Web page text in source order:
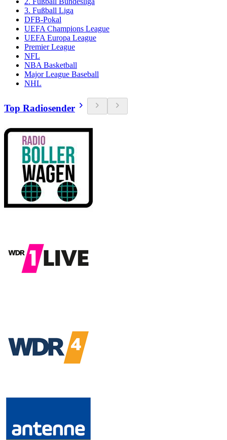
3. Fußball Liga
DFB-Pokal
UEFA Champions League
UEFA Europa League
Premier League
NFL
NBA Basketball
Major League Baseball
NHL
Top Radiosender